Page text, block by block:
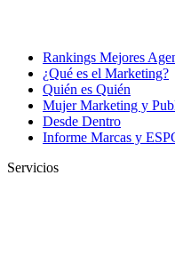
Rankings Mejores
¿Qué es el Marketing?
Quién es Quién
Mujer Marketing y
Desde Dentro
Informe Marcas y
Servicios